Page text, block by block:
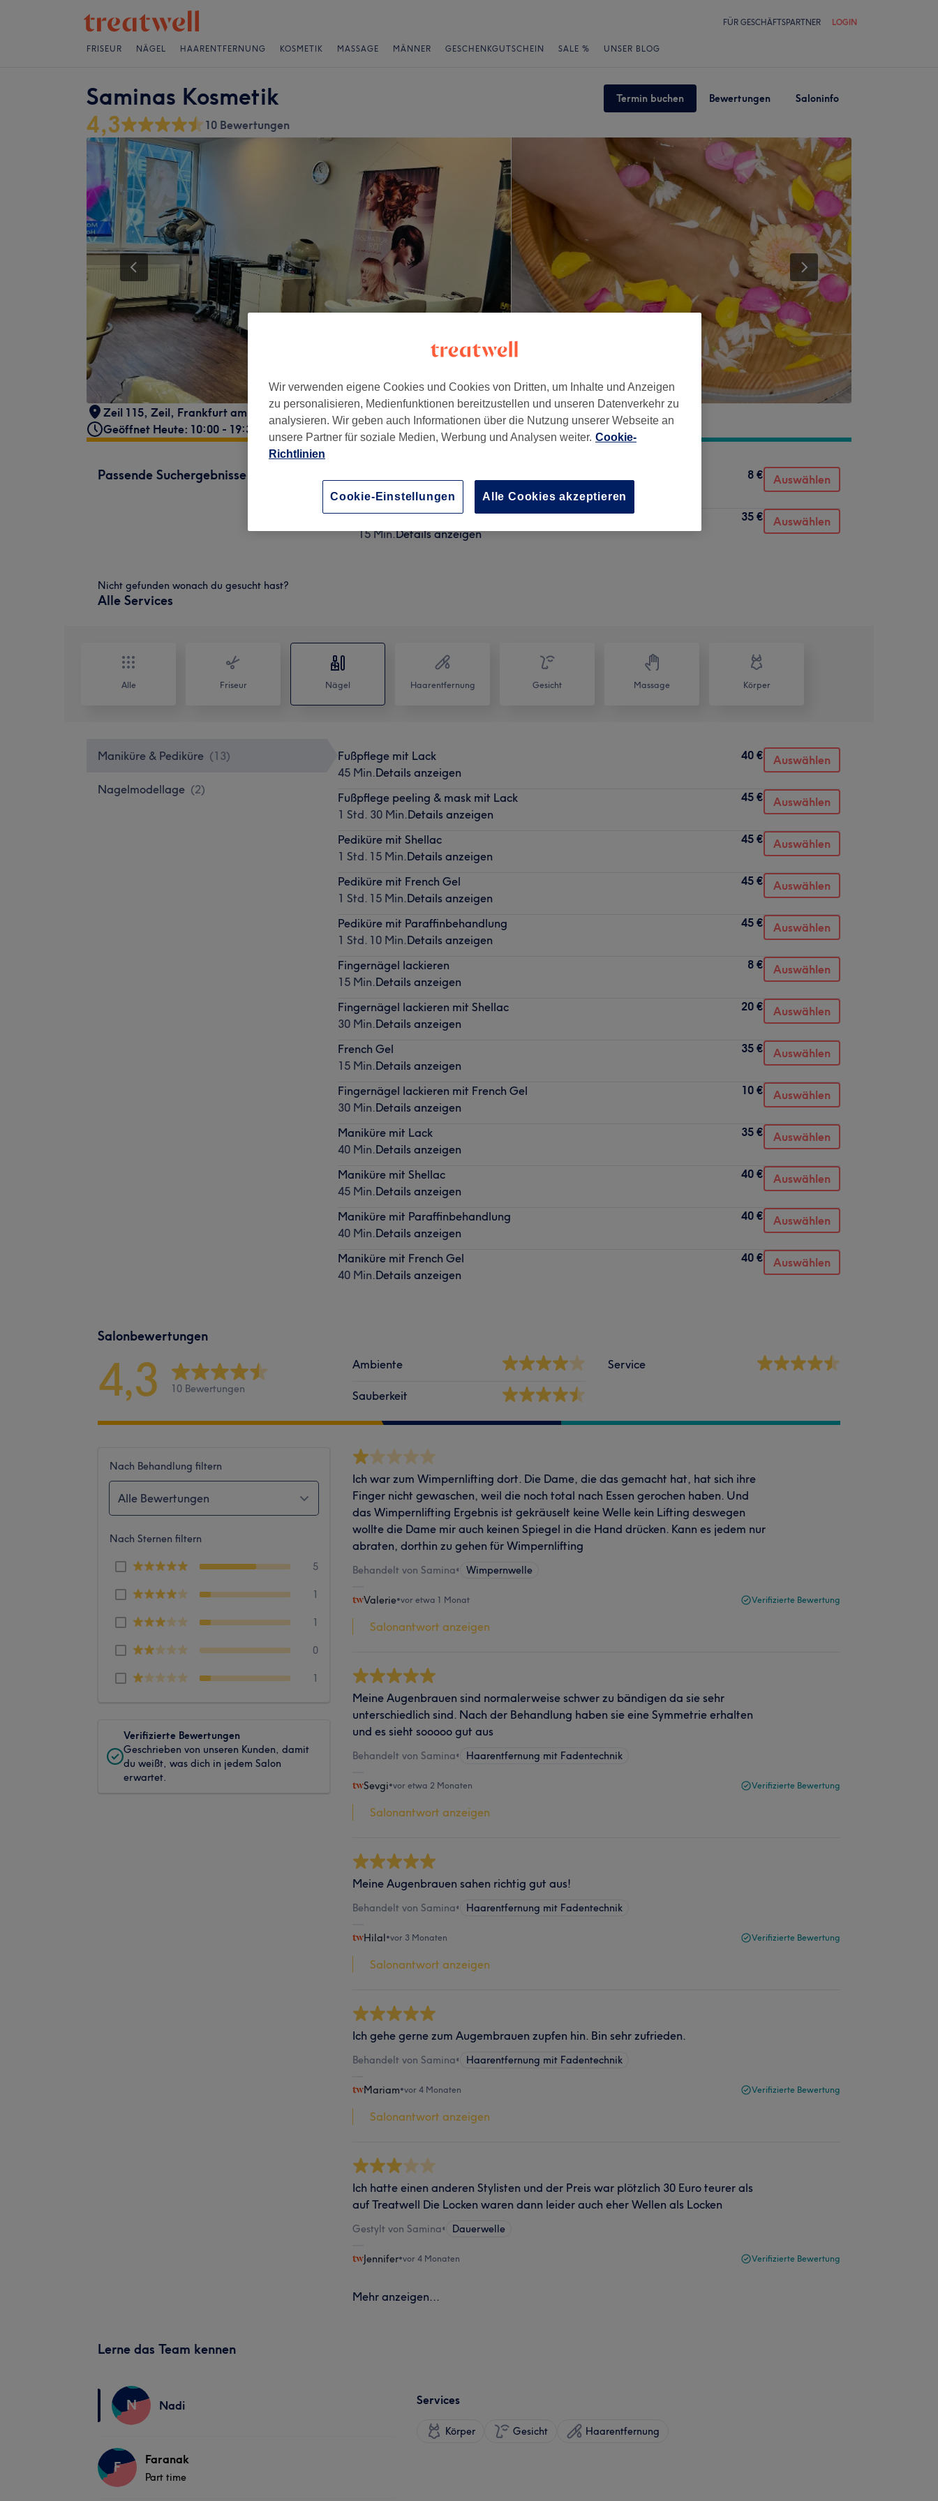
FÜR GESCHÄFTSPARTNER LOGIN
FRISEUR NÄGEL HAARENTFERNUNG KOSMETIK MASSAGE MÄNNER GESCHENKGUTSCHEIN SALE % UNSER BLOG
Saminas Kosmetik Termin buchen Bewertungen Saloninfo
4,3 10 Bewertungen
Zeil 115, Zeil, Frankfurt am Main, 60313
Geöffnet Heute: 10:00 - 19:30
Passende Suchergebnisse
15 Min.Details anzeigen
8 € Auswählen
French Gel
15 Min.Details anzeigen
35 € Auswählen
Nicht gefunden wonach du gesucht hast?
Alle Services
Alle Friseur Nägel Haarentfernung Gesicht Massage Körper
Maniküre & Pediküre (13)
Nagelmodellage (2)
Fußpflege mit Lack
45 Min.Details anzeigen
40 € Auswählen
Fußpflege peeling & mask mit Lack
1 Std. 30 Min.Details anzeigen
45 € Auswählen
Pediküre mit Shellac
1 Std. 15 Min.Details anzeigen
45 € Auswählen
Pediküre mit French Gel
1 Std. 15 Min.Details anzeigen
45 € Auswählen
Pediküre mit Paraffinbehandlung
1 Std. 10 Min.Details anzeigen
45 € Auswählen
Fingernägel lackieren
15 Min.Details anzeigen
8 € Auswählen
Fingernägel lackieren mit Shellac
30 Min.Details anzeigen
20 € Auswählen
French Gel
15 Min.Details anzeigen
35 € Auswählen
Fingernägel lackieren mit French Gel
30 Min.Details anzeigen
10 € Auswählen
Maniküre mit Lack
40 Min.Details anzeigen
35 € Auswählen
Maniküre mit Shellac
45 Min.Details anzeigen
40 € Auswählen
Maniküre mit Paraffinbehandlung
40 Min.Details anzeigen
40 € Auswählen
Maniküre mit French Gel
40 Min.Details anzeigen
40 € Auswählen
Salonbewertungen
4,3 10 Bewertungen
Ambiente
Sauberkeit
Service
Nach Behandlung filtern
Alle Bewertungen
Nach Sternen filtern
5
1
1
0
1
Verifizierte Bewertungen
Geschrieben von unseren Kunden, damit
du weißt, was dich in jedem Salon
erwartet.
Ich war zum Wimpernlifting dort. Die Dame, die das gemacht hat, hat sich ihre
Finger nicht gewaschen, weil die noch total nach Essen gerochen haben. Und
das Wimpernlifting Ergebnis ist gekräuselt keine Welle kein Lifting deswegen
wollte die Dame mir auch keinen Spiegel in die Hand drücken. Kann es jedem nur
abraten, dorthin zu gehen für Wimpernlifting
Behandelt von Samina• Wimpernwelle
Valerie•vor etwa 1 Monat Verifizierte Bewertung
Salonantwort anzeigen
Meine Augenbrauen sind normalerweise schwer zu bändigen da sie sehr
unterschiedlich sind. Nach der Behandlung haben sie eine Symmetrie erhalten
und es sieht sooooo gut aus
Behandelt von Samina• Haarentfernung mit Fadentechnik
Sevgi•vor etwa 2 Monaten Verifizierte Bewertung
Salonantwort anzeigen
Meine Augenbrauen sahen richtig gut aus!
Behandelt von Samina• Haarentfernung mit Fadentechnik
Hilal•vor 3 Monaten Verifizierte Bewertung
Salonantwort anzeigen
Ich gehe gerne zum Augembrauen zupfen hin. Bin sehr zufrieden.
Behandelt von Samina• Haarentfernung mit Fadentechnik
Mariam•vor 4 Monaten Verifizierte Bewertung
Salonantwort anzeigen
Ich hatte einen anderen Stylisten und der Preis war plötzlich 30 Euro teurer als
auf Treatwell Die Locken waren dann leider auch eher Wellen als Locken
Gestylt von Samina• Dauerwelle
Jennifer•vor 4 Monaten Verifizierte Bewertung
Mehr anzeigen...
Lerne das Team kennen
N Nadi
F Faranak
Part time
Services
Körper Gesicht Haarentfernung
Wir verwenden eigene Cookies und Cookies von Dritten, um Inhalte und Anzeigen
zu personalisieren, Medienfunktionen bereitzustellen und unseren Datenverkehr zu
analysieren. Wir geben auch Informationen über die Nutzung unserer Webseite an
unsere Partner für soziale Medien, Werbung und Analysen weiter. Cookie-
Richtlinien
Cookie-Einstellungen Alle Cookies akzeptieren